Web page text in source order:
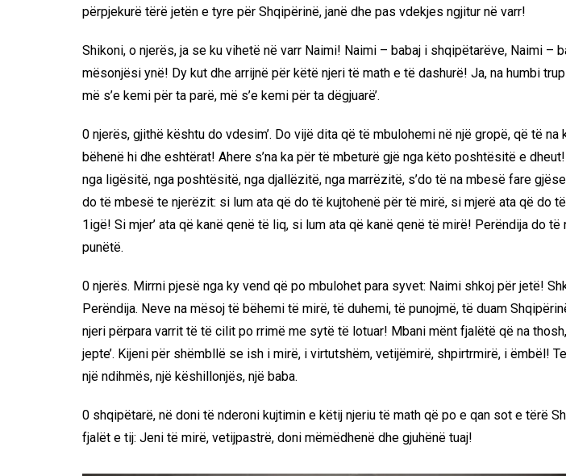
përpjekurë tërë jetën e tyre për Shqipërinë, janë dhe pas vdekjes ngjitur në varr!
Shikoni, o njerës, ja se ku vihetë në varr Naimi! Naimi – babaj i shqipëtarëve, Naimi –
mësonjësi ynë! Dy kut dhe arrijnë për këtë njeri të math e të dashurë! Ja, na humbi
më s’e kemi për ta parë, më s’e kemi për ta dëgjuarë’.
0 njerës, gjithë kështu do vdesim’. Do vijë dita që të mbulohemi në një gropë, që të na
bëhenë hi dhe eshtërat! Ahere s’na ka për të mbeturë gjë nga këto poshtësitë e
nga ligësitë, nga poshtësitë, nga djallëzitë, nga marrëzitë, s’do të na mbesë fare
do të mbesë te njerëzit: si lum ata që do të kujtohenë për të mirë, si mjerë ata që do
1igë! Si mjer’ ata që kanë qenë të liq, si lum ata që kanë qenë të mirë! Perëndija do të
punëtë.
0 njerës. Mirrni pjesë nga ky vend që po mbulohet para syvet: Naimi shkoj për jetë!
Perëndija. Neve na mësoj të bëhemi të mirë, të duhemi, të punojmë, të duam
njeri përpara varrit të të cilit po rrimë me sytë të lotuar! Mbani mënt fjalëtë që na
jepte’. Kijeni për shëmbllë se ish i mirë, i virtutshëm, vetijëmirë, shpirtrmirë, i ëmbël!
një ndihmës, një këshillonjës, një baba.
0 shqipëtarë, në doni të nderoni kujtimin e këtij njeriu të math që po e qan sot e tërë
fjalët e tij: Jeni të mirë, vetijpastrë, doni mëmëdhenë dhe gjuhënë tuaj!